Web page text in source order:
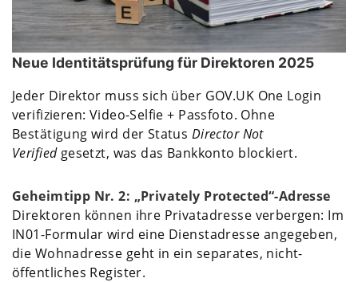
Neue Identitätsprüfung für Direktoren 2025
Jeder Direktor muss sich über GOV.UK One Login
verifizieren: Video-Selfie + Passfoto. Ohne
Bestätigung wird der Status Director Not
Verifiedgesetzt, was das Bankkonto blockiert.
Geheimtipp Nr. 2: „Privately Protected“-Adresse
Direktoren können ihre Privatadresse verbergen: Im
IN01-Formular wird eine Dienstadresse angegeben,
die Wohnadresse geht in ein separates, nicht-
öffentliches Register.